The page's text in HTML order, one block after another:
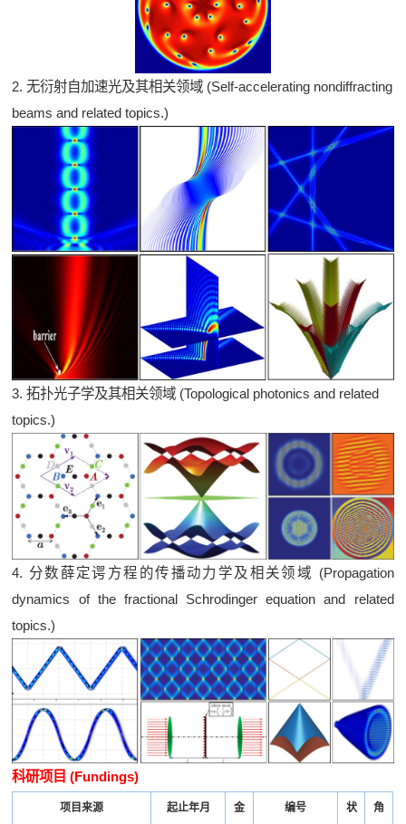
2. 无衍射自加速光及其相关领域 (Self-accelerating nondiffracting
beams and related topics.)
3. 拓扑光子学及其相关领域 (Topological photonics and related
topics.)
4. 分数薛定谔方程的传播动力学及相关领域 (Propagation
dynamics of the fractional Schrodinger equation and related
topics.)
科研项目 (Fundings)
项目来源 起止年月 金 编号 状 角